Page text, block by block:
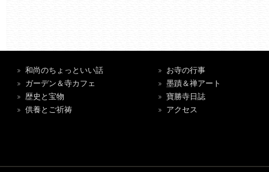
和尚のちょっといい話
ガーデン＆寺カフェ
歴史と宝物
供養とご祈祷
お寺の行事
墨蹟＆禅アート
寶勝寺日誌
アクセス